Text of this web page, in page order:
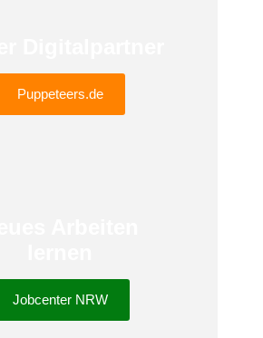
Puppeteers.de
Jobcenter NRW